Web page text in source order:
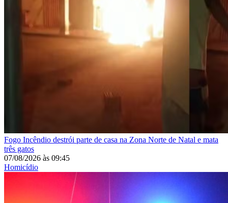
Fogo Incêndio destrói parte de casa na Zona Norte de Natal e mata
três gatos
07/08/2026 às 09:45
Homicídio